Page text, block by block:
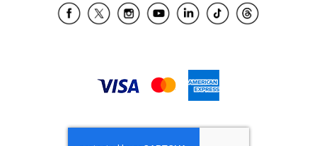
Samsung El Salvador
Samsung Nicaragua
Samsung Panamá
Samsung República Dominicana